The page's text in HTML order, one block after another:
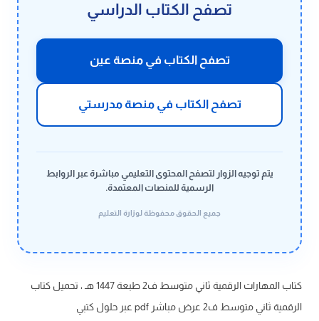
تصفح الكتاب الدراسي
تصفح الكتاب في منصة عين
تصفح الكتاب في منصة مدرستي
يتم توجيه الزوار لتصفح المحتوى التعليمي مباشرة عبر الروابط
الرسمية للمنصات المعتمدة.
جميع الحقوق محفوظة لوزارة التعليم
كتاب المهارات الرقمية ثاني متوسط ف2 طبعة 1447 هـ ، تحميل كتاب
الرقمية ثاني متوسط ف2 عرض مباشر pdf عبر حلول كتبي